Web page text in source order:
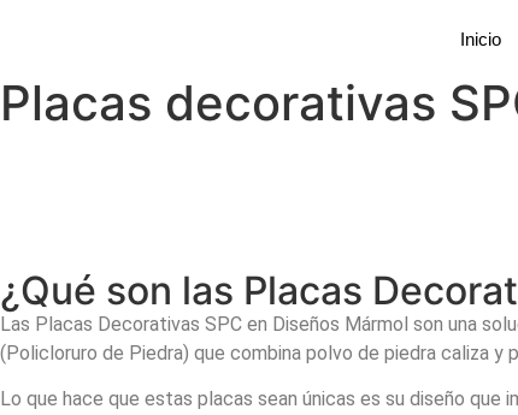
Inicio
Placas decorativas
¿Qué son las Placas
Las Placas Decorativas SPC en Diseños Mármol son una
(Policloruro de Piedra) que combina polvo de piedra caliza
Lo que hace que estas placas sean únicas es su diseño